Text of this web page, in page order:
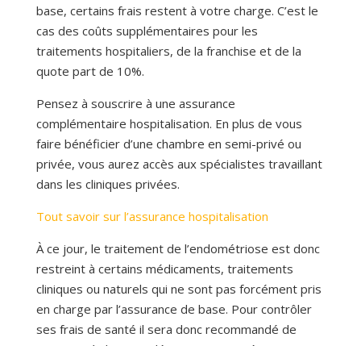
base, certains frais restent à votre charge. C’est le
cas des coûts supplémentaires pour les
traitements hospitaliers, de la franchise et de la
quote part de 10%.
Pensez à souscrire à une assurance
complémentaire hospitalisation. En plus de vous
faire bénéficier d’une chambre en semi-privé ou
privée, vous aurez accès aux spécialistes travaillant
dans les cliniques privées.
Tout savoir sur l’assurance hospitalisation
À ce jour, le traitement de l’endométriose est donc
restreint à certains médicaments, traitements
cliniques ou naturels qui ne sont pas forcément pris
en charge par l’assurance de base. Pour contrôler
ses frais de santé il sera donc recommandé de